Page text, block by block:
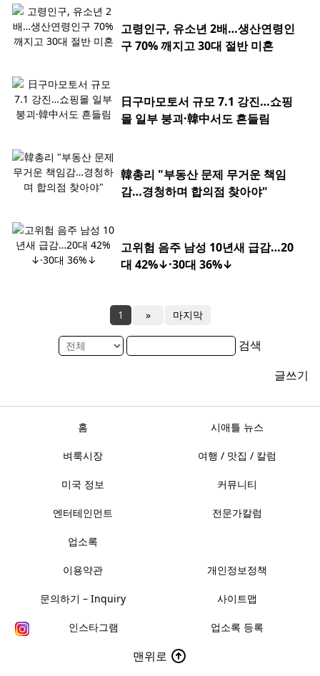
고령인구, 유소년 2배…생산연령인
구 70% 깨지고 30대 절반 미혼
日구마모토서 규모 7.1 강진…쇼핑
몰 일부 붕괴·韓中서도 흔들림
韓총리 "부동산 문제 무거운 책임
감…경청하며 합의점 찾아야"
고위험 음주 남성 10년새 급감…20
대 42%↓·30대 36%↓
1 » 마지막
검색
글쓰기
홈 시애틀 뉴스
벼룩시장 여행 / 맛집 / 칼럼
미국 정보 커뮤니티
엔터테인먼트 전문가칼럼
업소록
이용약관 개인정보정책
문의하기 – Inquiry 사이트맵
인스타그램 업소록 등록
맨위로